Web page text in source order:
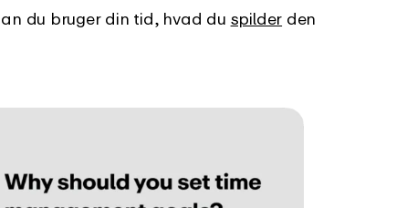
du bruger din tid, hvad du spilder den